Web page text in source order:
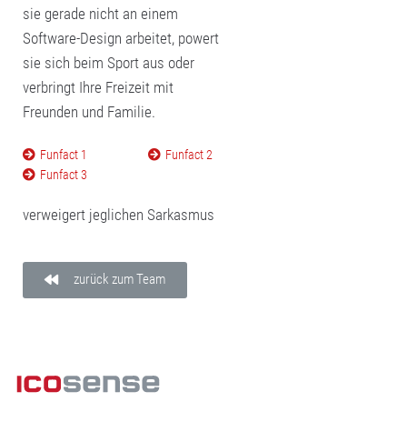
sie gerade nicht an einem
Software-Design arbeitet, powert
sie sich beim Sport aus oder
verbringt Ihre Freizeit mit
Freunden und Familie.
Funfact 1
Funfact 2
Funfact 3
verweigert jeglichen Sarkasmus
zurück zum Team